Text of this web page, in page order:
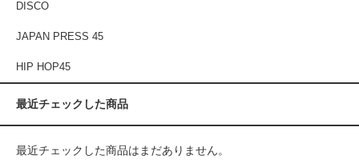
DISCO
JAPAN PRESS 45
HIP HOP45
最近チェックした商品
最近チェックした商品はまだありません。